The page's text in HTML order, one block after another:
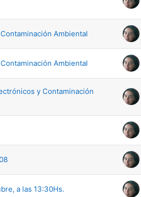
Ambiental
Ambiental
y Contaminación
a las 13:30Hs.